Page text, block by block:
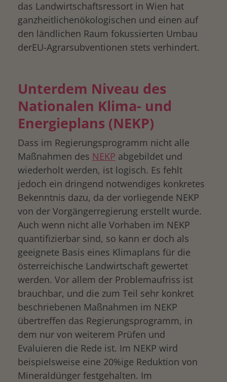
das Landwirtschaftsressort in Wien hat
ganzheitlichenökologischen und einen auf
den ländlichen Raum fokussierten Umbau
derEU-Agrarsubventionen stets verhindert.
Unterdem Niveau des
Nationalen Klima- und
Energieplans (NEKP)
Dass im Regierungsprogramm nicht alle
Maßnahmen des NEKP abgebildet und
wiederholt werden, ist logisch. Es fehlt
jedoch ein dringend notwendiges konkretes
Bekenntnis dazu, da der vorliegende NEKP
von der Vorgängerregierung erstellt wurde.
Auch wenn nicht alle Vorhaben im NEKP
quantifizierbar sind, so kann er doch als
geeignete Basis eines Klimaplans für die
österreichische Landwirtschaft gewertet
werden. Vor allem der Problemaufriss ist
brauchbar, und die zum Teil sehr konkret
beschriebenen Maßnahmen im NEKP
übertreffen das Regierungsprogramm, in
dem nur von weiterem Prüfen und
Evaluieren die Rede ist. Im NEKP wird
beispielsweise eine 20%ige Reduktion von
Mineraldünger festgehalten. Im